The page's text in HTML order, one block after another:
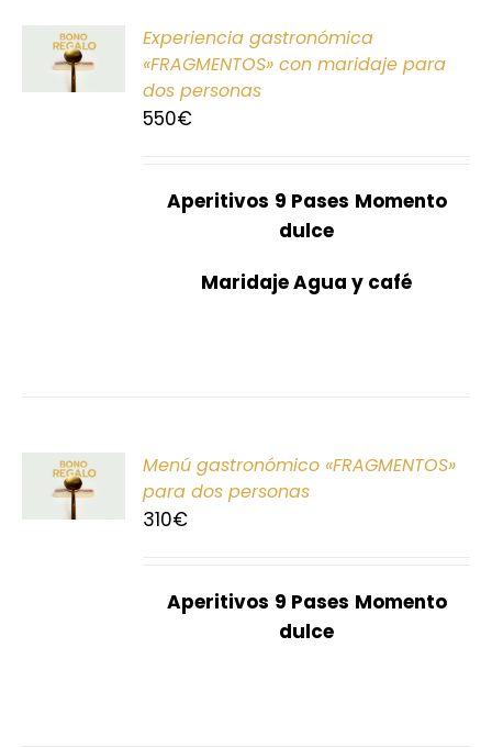
Experiencia gastronómica
«FRAGMENTOS» con maridaje para
dos personas
550€
Aperitivos 9 Pases Momento
dulce
Maridaje Agua y café
Menú gastronómico «FRAGMENTOS»
para dos personas
310€
Aperitivos 9 Pases Momento
dulce